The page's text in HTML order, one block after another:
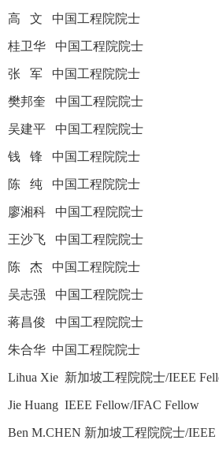
高 文 中国工程院院士
桂卫华 中国工程院院士
张 军 中国工程院院士
樊邦奎 中国工程院院士
吴建平 中国工程院院士
钱 锋 中国工程院院士
陈 纯 中国工程院院士
廖湘科 中国工程院院士
王沙飞 中国工程院院士
陈 杰 中国工程院院士
吴志强 中国工程院院士
蒋昌俊 中国工程院院士
朱合华 中国工程院院士
Lihua Xie 新加坡工程院院士/IEEE
Jie Huang IEEE Fellow/IFAC Fellow
Ben M.CHEN 新加坡工程院院士/IEEE